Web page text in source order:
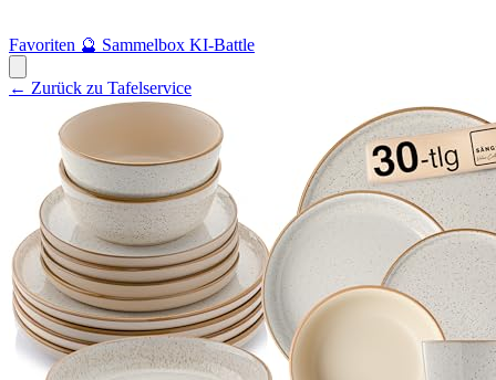
Favoriten 🔮 Sammelbox KI-Battle
← Zurück zu Tafelservice